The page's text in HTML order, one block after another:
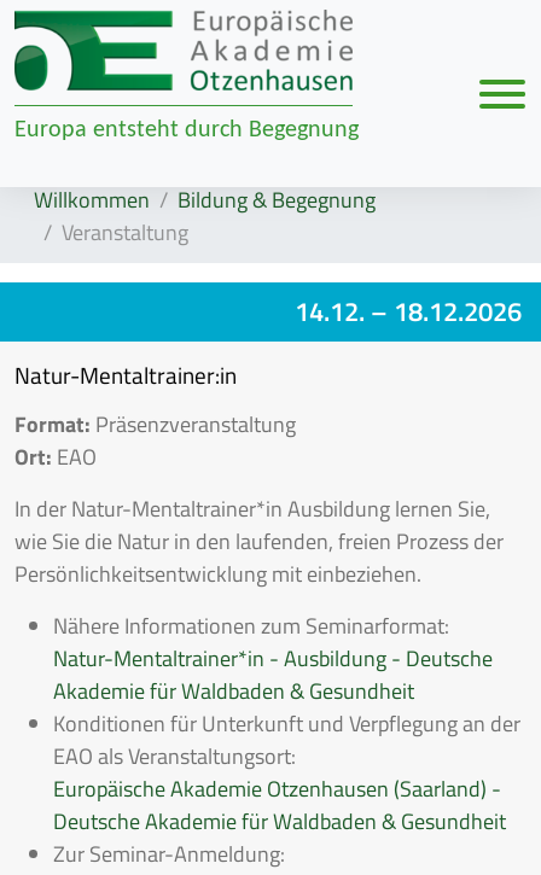
Zur Navigation springen
Zum Inhalt springen
Europa entsteht durch Begegnung
Willkommen
Bildung & Begegnung
Veranstaltung
14.12. – 18.12.2026
Natur-Mentaltrainer:in
Format: Präsenzveranstaltung
Ort: EAO
In der Natur-Mentaltrainer*in Ausbildung lernen Sie,
wie Sie die Natur in den laufenden, freien Prozess der
Persönlichkeitsentwicklung mit einbeziehen.
Nähere Informationen zum Seminarformat:
Natur-Mentaltrainer*in - Ausbildung - Deutsche
Akademie für Waldbaden & Gesundheit
Konditionen für Unterkunft und Verpflegung an der
EAO als Veranstaltungsort:
Europäische Akademie Otzenhausen (Saarland) -
Deutsche Akademie für Waldbaden & Gesundheit
Zur Seminar-Anmeldung: